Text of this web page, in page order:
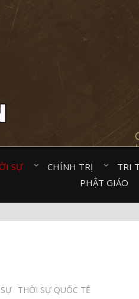
SỰ⠀ CHÍNH TRỊ⠀ TRI
PHẬT GIÁO⠀
THỜI SỰ QUỐC TẾ⠀